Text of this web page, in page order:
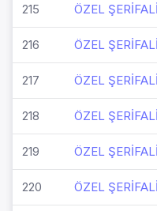
215 ÖZEL
216 ÖZEL
217 ÖZEL
218 ÖZEL
219 ÖZEL
220 ÖZEL